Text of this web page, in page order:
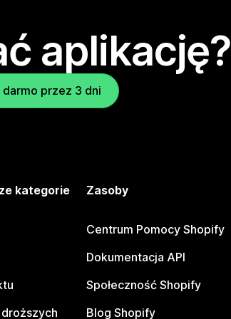
aplikację?
przez 3 dni
kategorie Zasoby
Centrum Pomocy Shopify
Dokumentacja API
Społeczność Shopify
Blog Shopify